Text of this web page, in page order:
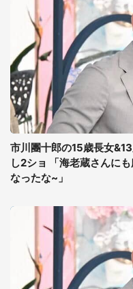
市川團十郎の15歳長女
し2ショ 「海老蔵さんに
なったな~」